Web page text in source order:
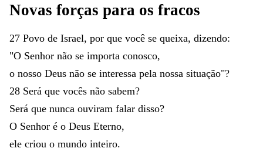
Novas forças para os fracos
27 Povo de Israel, por que você se queixa, dizendo:
"O Senhor não se importa conosco,
o nosso Deus não se interessa pela nossa situação"?
28 Será que vocês não sabem?
Será que nunca ouviram falar disso?
O Senhor é o Deus Eterno,
ele criou o mundo inteiro.